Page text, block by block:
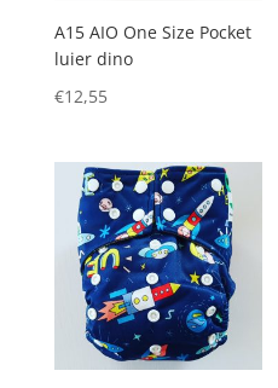
A15 AIO One Size Pocket
luier dino
€12,55